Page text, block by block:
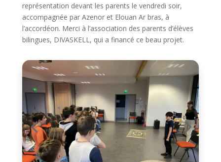
représentation devant les parents le vendredi soir,
accompagnée par Azenor et Elouan Ar bras, à
l’accordéon. Merci à l’association des parents d’élèves
bilingues, DIVASKELL, qui a financé ce beau projet.